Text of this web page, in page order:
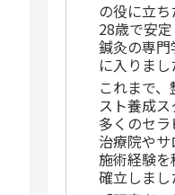
の役に立ち
28歳で安
鍼灸の専
に入りまし
これまで
スト養成
多くのセラ
治療院や
施術経験
確立しまし